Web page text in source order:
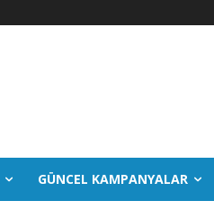
GÜNCEL KAMPANYALAR